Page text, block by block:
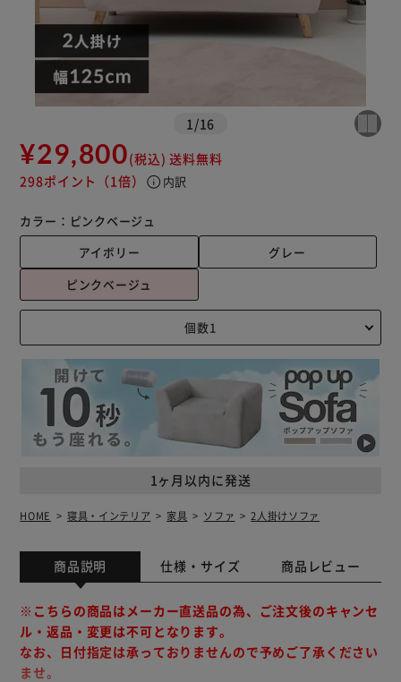
1 /16
¥29,800(税込) 送料無料
298ポイント （1倍） info 内訳
カラー： ピンクベージュ
アイボリー
グレー
ピンクベージュ
1ヶ月以内に発送
HOME 寝具・インテリア 家具 ソファ 2人掛けソファ
商品説明 仕様・サイズ 商品レビュー
※こちらの商品はメーカー直送品の為、ご注文後のキャンセ
ル・返品・変更は不可となります。
なお、日付指定は承っておりませんので予めご了承ください
ませ。